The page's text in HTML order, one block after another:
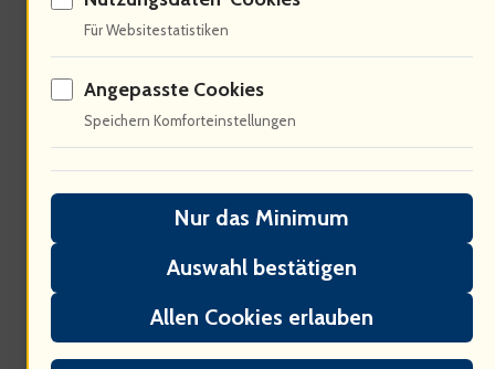
Live-Events. Stefanie Hertels Tour wird
nicht nur Emotionen wecken, sondern
auch wirtschaftliche Impulse setzen.
Der Schlager kann als wirtschaftlicher
Motor fungieren […] Welche
Herausforderungen sieht die Branche in
der Zukunft?
Für Websitestatistiken
Angepasste Cookies
Speichern Komforteinstellungen
Nur das Minimum
Auswahl bestätigen
Allen Cookies erlauben